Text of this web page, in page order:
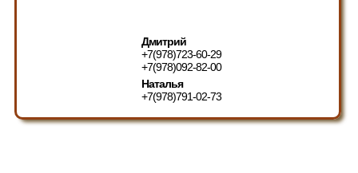
Дмитрий
+7(978)723-60-29
+7(978)092-82-00
Наталья
+7(978)791-02-73